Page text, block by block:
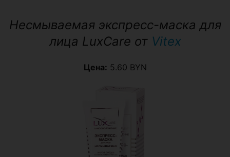
Несмываемая экспресс-маска для
лица LuxCare от Vitex
Цена: 5.60 BYN